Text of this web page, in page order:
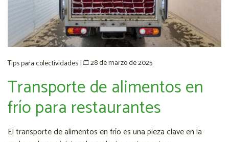
Tips para colectividades| 28 de marzo de 2025
Transporte de alimentos en
frío para restaurantes
El transporte de alimentos en frío es una pieza clave en la